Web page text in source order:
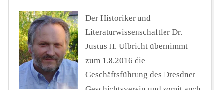
Der Historiker und
Literaturwissenschaftler Dr.
Justus H. Ulbricht übernimmt
zum 1.8.2016 die
Geschäftsführung des Dresdner